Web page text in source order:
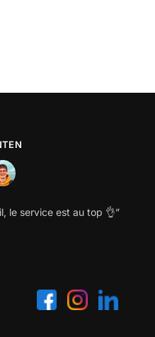
le service est au top 👌”